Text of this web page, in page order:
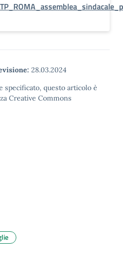
28.03.2024
specificato, questo articolo è
Creative Commons